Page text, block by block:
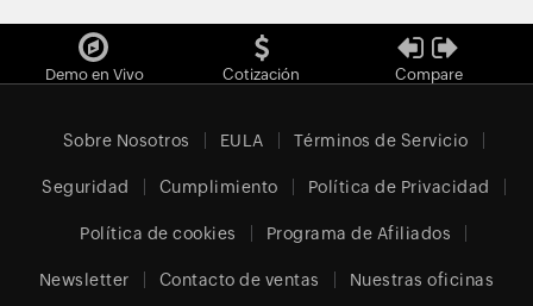
Demo en Vivo Cotización Compare
Sobre Nosotros EULA Términos de Servicio
Seguridad Cumplimiento Política de Privacidad
Política de cookies Programa de Afiliados
Newsletter Contacto de ventas Nuestras oficinas